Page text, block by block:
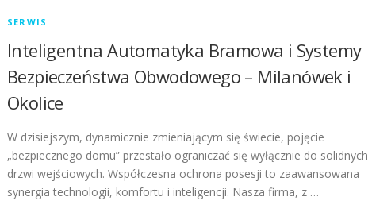
SERWIS
Inteligentna Automatyka Bramowa i Systemy
Bezpieczeństwa Obwodowego – Milanówek i
Okolice
W dzisiejszym, dynamicznie zmieniającym się świecie, pojęcie
„bezpiecznego domu” przestało ograniczać się wyłącznie do solidnych
drzwi wejściowych. Współczesna ochrona posesji to zaawansowana
synergia technologii, komfortu i inteligencji. Nasza firma, z …